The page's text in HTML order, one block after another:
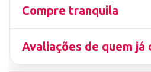
Compre tranquila
Avaliações de quem já